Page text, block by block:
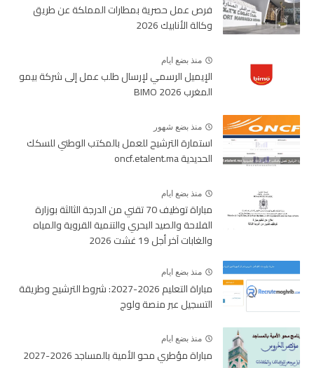
فرص عمل حصرية بمطارات المملكة عن طريق
وكالة الأنابيك 2026
منذ بضع ايام
الإيميل الرسمي لإرسال طلب عمل إلى شركة بيمو
المغرب BIMO 2026
منذ بضع شهور
استمارة الترشيح للعمل بالمكتب الوطني للسكك
الحديدية oncf.etalent.ma
منذ بضع ايام
مباراة توظيف 70 تقني من الدرجة الثالثة بوزارة
الفلاحة والصيد البحري والتنمية القروية والمياه
والغابات آخر أجل 19 غشت 2026
منذ بضع ايام
مباراة التعليم 2026-2027: شروط الترشيح وطريقة
التسجيل عبر منصة ولوج
منذ بضع ايام
مباراة مؤطري محو الأمية بالمساجد 2026-2027